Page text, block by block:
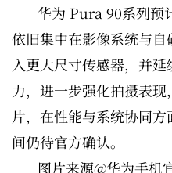
华为 Pura 90系列预
依旧集中在影像系统与
入更大尺寸传感器，并
力，进一步强化拍摄表
片，在性能与系统协同
间仍待官方确认。
图片来源@华为手机